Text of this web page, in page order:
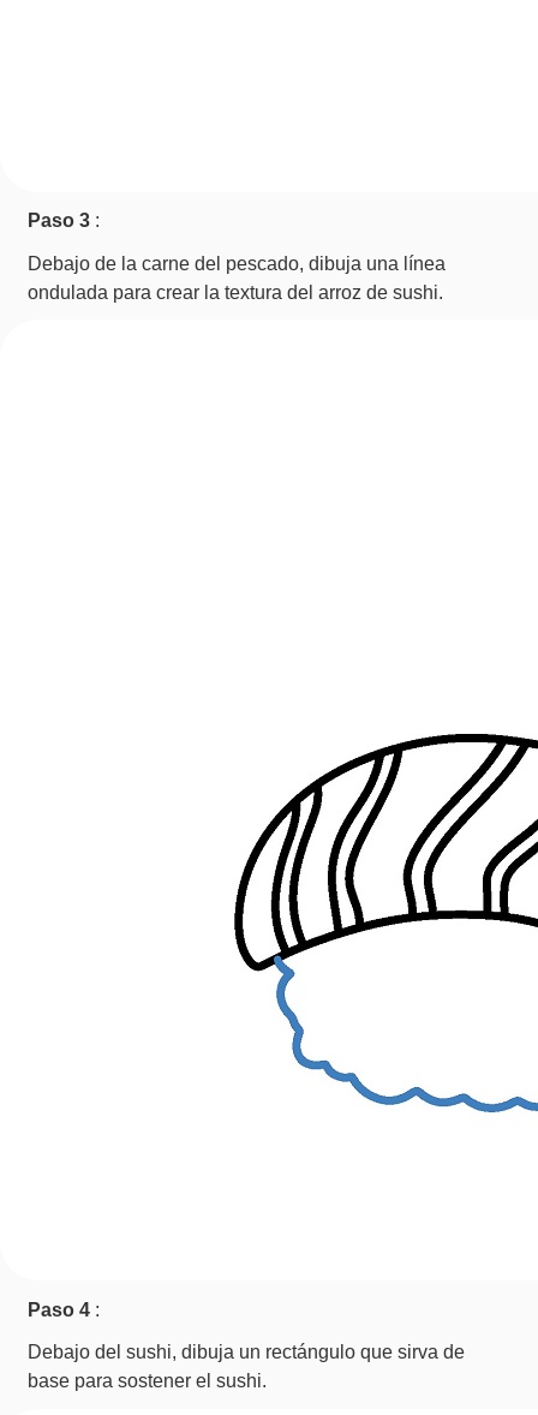
Paso 3 :
Debajo de la carne del pescado, dibuja una línea
ondulada para crear la textura del arroz de sushi.
Paso 4 :
Debajo del sushi, dibuja un rectángulo que sirva de
base para sostener el sushi.